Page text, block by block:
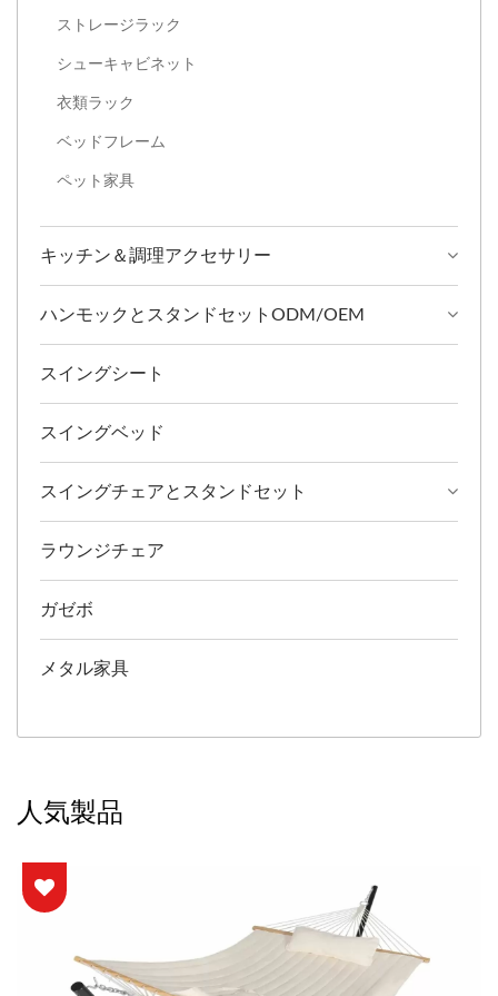
ストレージラック
シューキャビネット
衣類ラック
ベッドフレーム
ペット家具
キッチン＆調理アクセサリー
ハンモックとスタンドセットODM/OEM
スイングシート
スイングベッド
スイングチェアとスタンドセット
ラウンジチェア
ガゼボ
メタル家具
人気製品